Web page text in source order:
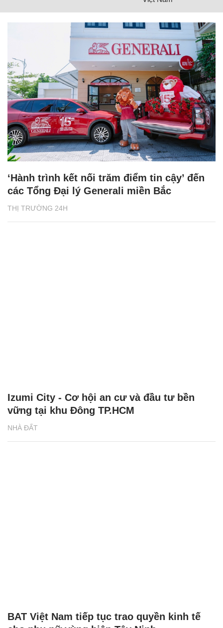
THỊ TRƯỜNG 24H
‘Hành trình kết nối trăm điểm tin cậy’ đến
các Tổng Đại lý Generali miền Bắc
NHÀ ĐẤT
Izumi City - Cơ hội an cư và đầu tư bền
vững tại khu Đông TP.HCM
BAT Việt Nam tiếp tục trao quyền kinh tế